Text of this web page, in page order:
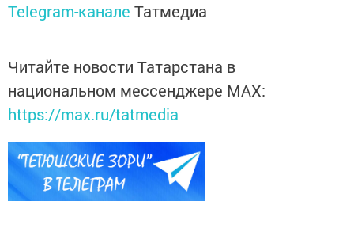
Telegram-канале Татмедиа
Читайте новости Татарстана в
национальном мессенджере MАХ:
https://max.ru/tatmedia